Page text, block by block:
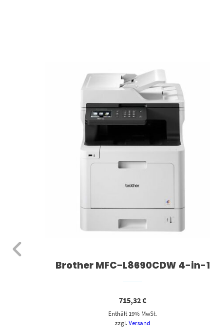
Brother MFC-L8690CDW 4-in-1
715,32€
Enthält 19% MwSt.
zzgl.Versand